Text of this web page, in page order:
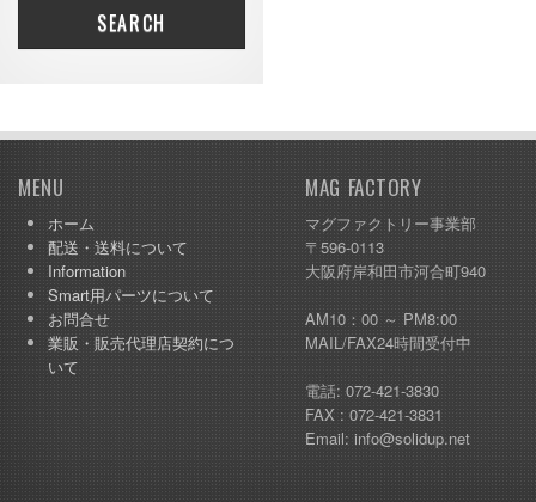
ホンダ バモス
ホンダ フィット
SEARCH
MENU
ホーム
配送・送料について
Information
Smart用パーツについて
お問合せ
業販・販売代理店契約につ
いて
MAG FACTORY
マグファクトリー事業部
〒596-0113
大阪府岸和田市河合町940
AM10：00 ～ PM8:00
MAIL/FAX24時間受付中
電話: 072-421-3830
FAX : 072-421-3831
Email: info@solidup.net